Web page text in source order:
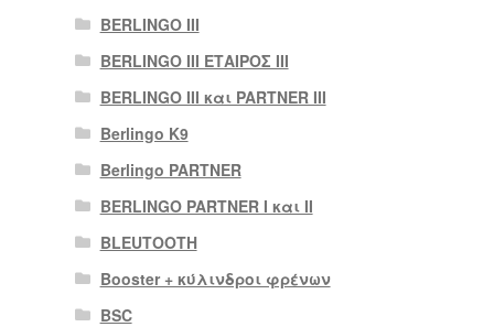
BERLINGO III
BERLINGO III ΕΤΑΙΡΟΣ III
BERLINGO III και PARTNER III
Berlingo K9
Berlingo PARTNER
BERLINGO PARTNER I και II
BLEUTOOTH
Booster + κύλινδροι φρένων
BSC